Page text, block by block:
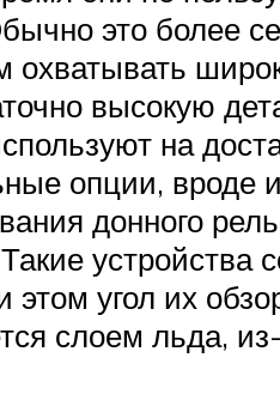
это более
охватывать
высокую
на
опции, вроде
донного
устройства
этом угол их
слоем льда,